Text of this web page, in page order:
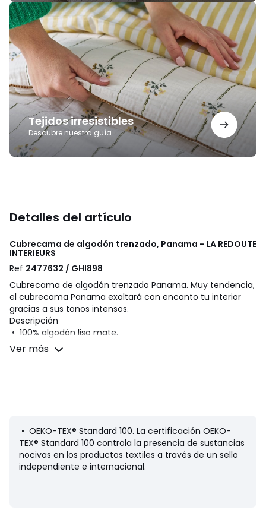
Tejidos irresistibles
Descubre nuestra guía
Tejidos
irresistibles
Detalles del artículo
Cubrecama de algodón trenzado, Panama - LA REDOUTE
INTERIEURS
Ref 2477632 / GHI898
Cubrecama de algodón trenzado Panama. Muy tendencia,
el cubrecama Panama exaltará con encanto tu interior
gracias a sus tonos intensos.
Descripción
• 100% algodón liso mate.
• Acabado con flecos.
• 150 x 150 cm.
• 180 x 230 cm.
• 230 x 250 cm.
• 250 x 350 cm.
Ver más
• OEKO-TEX® Standard 100. La certificación OEKO-
TEX® Standard 100 controla la presencia de sustancias
nocivas en los productos textiles a través de un sello
independiente e internacional.